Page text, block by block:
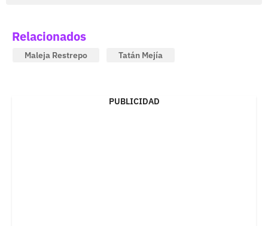
Relacionados
Maleja Restrepo Tatán Mejía
PUBLICIDAD